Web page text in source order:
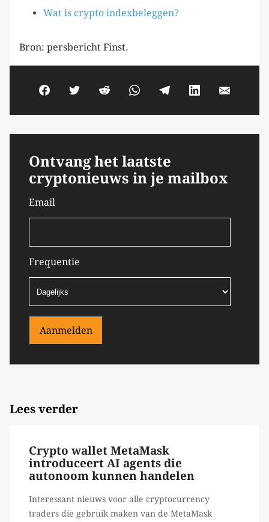
Wat is crypto indexbeleggen?
Bron: persbericht Finst.
Ontvang het laatste
cryptonieuws in je mailbox
Email
Frequentie
Aanmelden
Lees verder
Crypto wallet MetaMask
introduceert AI agents die
autonoom kunnen handelen
Interessant nieuws voor alle cryptocurrency
traders die gebruik maken van de MetaMask